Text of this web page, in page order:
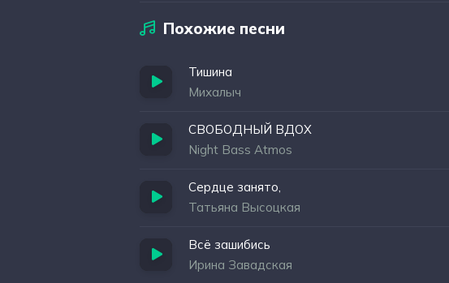
Похожие песни
Тишина
Михалыч
СВОБОДНЫЙ ВДОХ
Night Bass Atmos
Сердце занято,
Татьяна Высоцкая
Всё зашибись
Ирина Завадская